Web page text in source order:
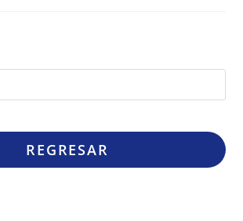
REGRESAR